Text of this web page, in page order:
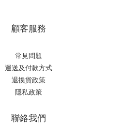
顧客服務
常見問題
運送及付款方式
退換貨政策
隱私政策
聯絡我們